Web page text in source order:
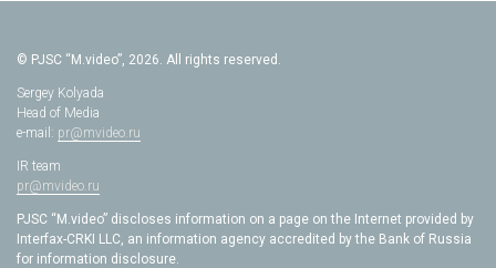
© PJSC “M.video”, 2026. All rights reserved.
Sergey Kolyada
Head of Media
e-mail: pr@mvideo.ru
IR team
pr@mvideo.ru
PJSC “M.video” discloses information on a page on the Internet provided by
Interfax-CRKI LLC, an information agency accredited by the Bank of Russia
for information disclosure.